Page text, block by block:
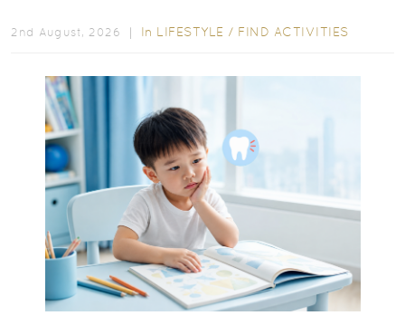
2nd August, 2026 ｜ In LIFESTYLE / FIND ACTIVITIES